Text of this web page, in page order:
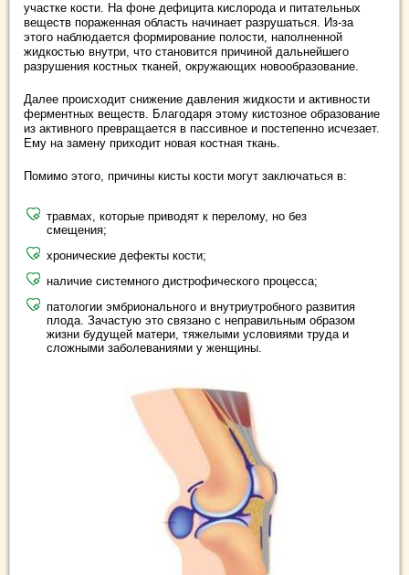
участке кости. На фоне дефицита кислорода и питательных
веществ пораженная область начинает разрушаться. Из-за
этого наблюдается формирование полости, наполненной
жидкостью внутри, что становится причиной дальнейшего
разрушения костных тканей, окружающих новообразование.
Далее происходит снижение давления жидкости и активности
ферментных веществ. Благодаря этому кистозное образование
из активного превращается в пассивное и постепенно исчезает.
Ему на замену приходит новая костная ткань.
Помимо этого, причины кисты кости могут заключаться в:
травмах, которые приводят к перелому, но без
смещения;
хронические дефекты кости;
наличие системного дистрофического процесса;
патологии эмбрионального и внутриутробного развития
плода. Зачастую это связано с неправильным образом
жизни будущей матери, тяжелыми условиями труда и
сложными заболеваниями у женщины.